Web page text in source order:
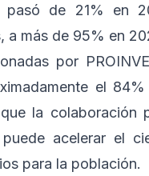
pasó de 21% en
a más de 95% en
por
el
la colaboración
acelerar el
para la población.